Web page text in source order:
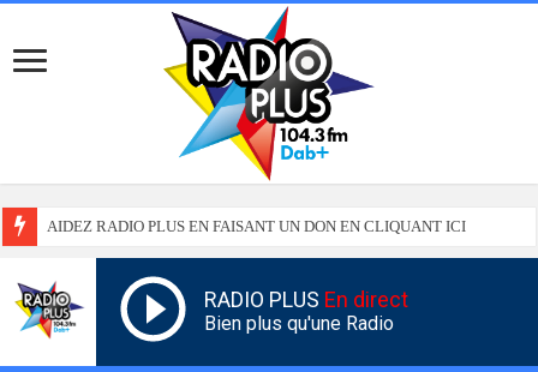
AIDEZ RADIO PLUS EN FAISANT UN DON EN CLIQUANT ICI
RADIO PLUS En direct
Bien plus qu'une Radio